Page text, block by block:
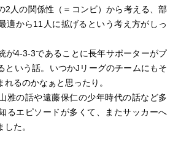
2人の関係性（＝コンビ）から考える、部
適から11人に拡げるという考え方がしっ
が4-3-3であることに長年サポーターがプ
という話。いつかJリーグのチームにもそ
れるのかなぁと思ったり。
雅の話や遠藤保仁の少年時代の話など多
るエピソードが多くて、またサッカーへ
た。